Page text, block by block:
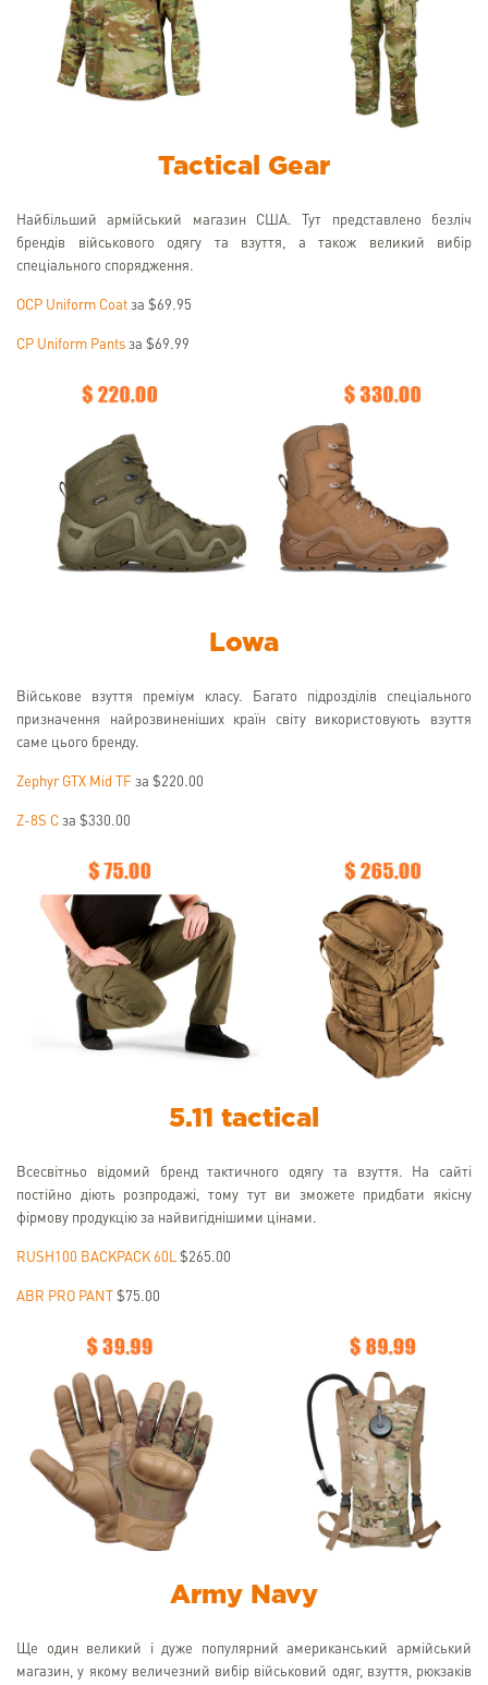
Tactical Gear
Найбільший армійський магазин США. Тут представлено безліч
брендів військового одягу та взуття, а також великий вибір
спеціального спорядження.
OCP Uniform Coat за $69.95
CP Uniform Pants за $69.99
Lowa
Військове взуття преміум класу. Багато підрозділів спеціального
призначення найрозвиненіших країн світу використовують взуття
саме цього бренду.
Zephyr GTX Mid TF за $220.00
Z-8S C за $330.00
5.11 tactical
Всесвітньо відомий бренд тактичного одягу та взуття. На сайті
постійно діють розпродажі, тому тут ви зможете придбати якісну
фірмову продукцію за найвигіднішими цінами.
RUSH100 BACKPACK 60L $265.00
ABR PRO PANT $75.00
Army Navy
Ще один великий і дуже популярний американський армійський
магазин, у якому величезний вибір військовий одяг, взуття, рюкзаків